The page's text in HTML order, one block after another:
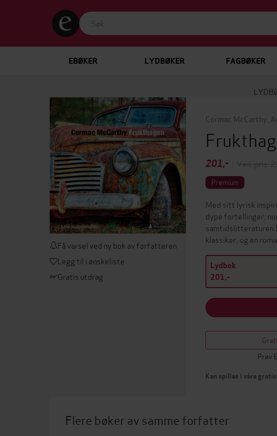
EBØKER LYDBØKER FAGBØKER
Få varsel ved ny bok av forfatteren
Legg til i ønskeliste
Gratis utdrag
Cormac McCarthy
201,- Veil. pris:
Premium
Med sitt lyrisk
dype fortellinger,
klassiker, og en
Lydbok
201,-
Prøv
Kan spilles i våre
Flere bøker av samme forfatter